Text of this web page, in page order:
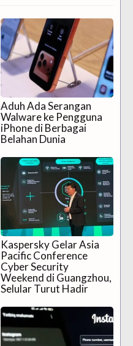
Aduh Ada Serangan
Walware ke Pengguna
iPhone di Berbagai
Belahan Dunia
Kaspersky Gelar Asia
Pacific Conference
Cyber Security
Weekend di Guangzhou,
Selular Turut Hadir